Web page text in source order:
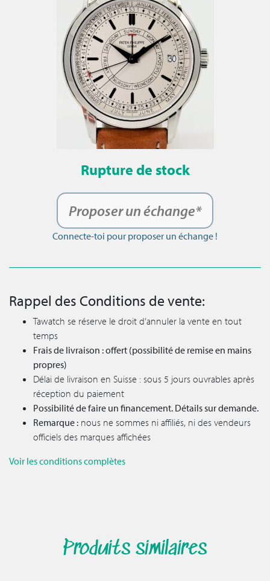
Rupture de stock
Proposer un échange*
Connecte-toi pour proposer un échange !
Rappel des Conditions de vente:
Tawatch se réserve le droit d’annuler la vente en tout
temps
Frais de livraison : offert (possibilité de remise en mains
propres)
Délai de livraison en Suisse : sous 5 jours ouvrables après
réception du paiement
Possibilité de faire un financement. Détails sur demande.
Remarque : nous ne sommes ni affiliés, ni des vendeurs
officiels des marques affichées
Voir les conditions complètes
Produits similaires